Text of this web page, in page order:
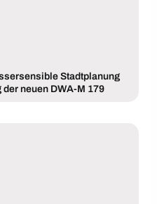
Stadtplanung
neuen DWA-M 179